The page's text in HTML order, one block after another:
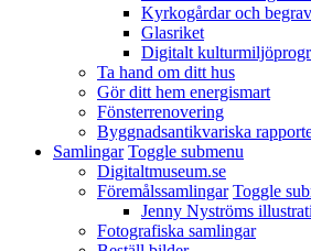
Kyrkogårdar och
Glasriket
Digitalt
Ta hand om ditt hus
Gör ditt hem energismart
Fönsterrenovering
Byggnadsantikvariska
Samlingar Toggle submenu
Digitaltmuseum.se
Föremålssamlingar Toggle
Jenny Nyströms
Fotografiska samlingar